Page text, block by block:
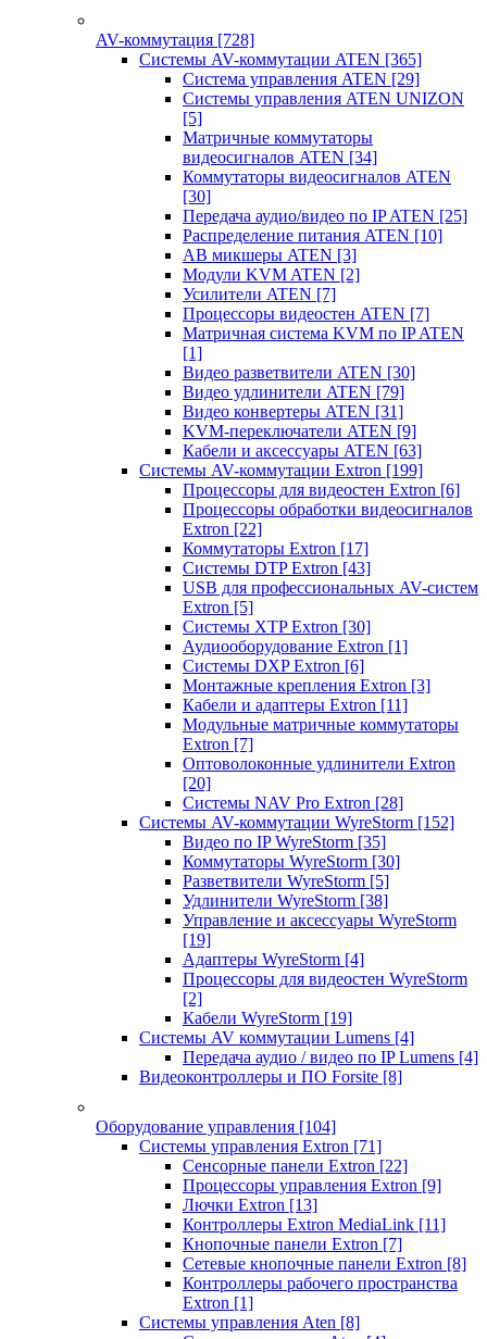
AV-коммутация [728]
Системы AV-коммутации ATEN [365]
Система управления ATEN [29]
Системы управления ATEN UNIZON
[5]
Матричные коммутаторы
видеосигналов ATEN [34]
Коммутаторы видеосигналов ATEN
[30]
Передача аудио/видео по IP ATEN [25]
Распределение питания ATEN [10]
АВ микшеры ATEN [3]
Модули KVM ATEN [2]
Усилители ATEN [7]
Процессоры видеостен ATEN [7]
Матричная система KVM по IP ATEN
[1]
Видео разветвители ATEN [30]
Видео удлинители ATEN [79]
Видео конвертеры ATEN [31]
KVM-переключатели ATEN [9]
Кабели и аксессуары ATEN [63]
Системы AV-коммутации Extron [199]
Процессоры для видеостен Extron [6]
Процессоры обработки видеосигналов
Extron [22]
Коммутаторы Extron [17]
Системы DTP Extron [43]
USB для профессиональных AV-систем
Extron [5]
Системы XTP Extron [30]
Аудиооборудование Extron [1]
Системы DXP Extron [6]
Монтажные крепления Extron [3]
Кабели и адаптеры Extron [11]
Модульные матричные коммутаторы
Extron [7]
Оптоволоконные удлинители Extron
[20]
Системы NAV Pro Extron [28]
Системы AV-коммутации WyreStorm [152]
Видео по IP WyreStorm [35]
Коммутаторы WyreStorm [30]
Разветвители WyreStorm [5]
Удлинители WyreStorm [38]
Управление и аксессуары WyreStorm
[19]
Адаптеры WyreStorm [4]
Процессоры для видеостен WyreStorm
[2]
Кабели WyreStorm [19]
Системы AV коммутации Lumens [4]
Передача аудио / видео по IP Lumens [4]
Видеоконтроллеры и ПО Forsite [8]
Оборудование управления [104]
Системы управления Extron [71]
Сенсорные панели Extron [22]
Процессоры управления Extron [9]
Лючки Extron [13]
Контроллеры Extron MediaLink [11]
Кнопочные панели Extron [7]
Сетевые кнопочные панели Extron [8]
Контроллеры рабочего пространства
Extron [1]
Системы управления Aten [8]